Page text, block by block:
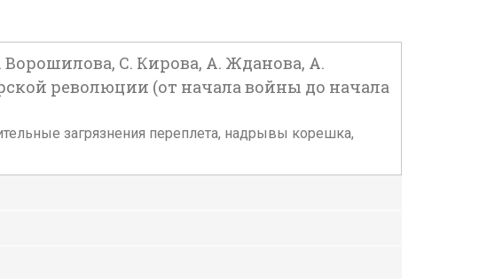
С. Кирова, А. Жданова, А.
революции (от начала войны до начала
загрязнения переплета, надрывы корешка,